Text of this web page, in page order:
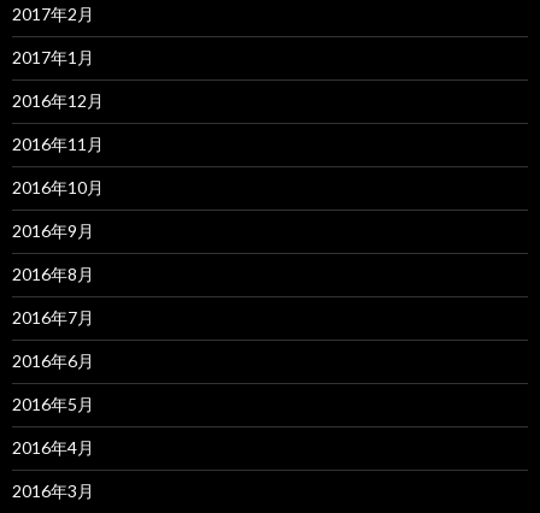
2017年2月
2017年1月
2016年12月
2016年11月
2016年10月
2016年9月
2016年8月
2016年7月
2016年6月
2016年5月
2016年4月
2016年3月